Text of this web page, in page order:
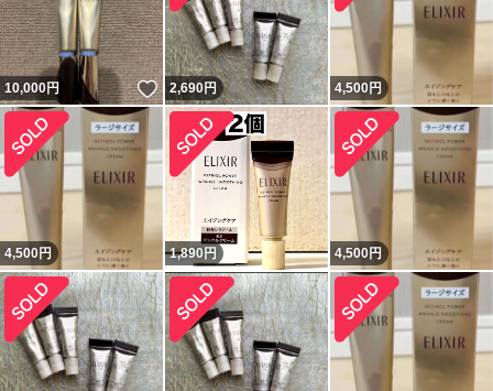
10,000円 いいね！
2,690円 4,500円
4,500円 1,890 円 4,500円